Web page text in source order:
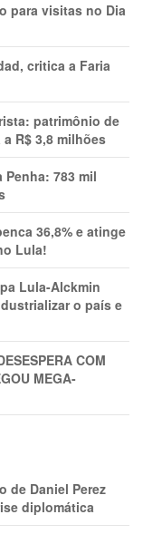
para visitas no Dia
critica a Faria
patrimônio de
R$ 3,8 milhões
783 mil
36,8% e atinge
Lula!
Lula-Alckmin
o país e
COM
MEGA-
de Daniel Perez
diplomática